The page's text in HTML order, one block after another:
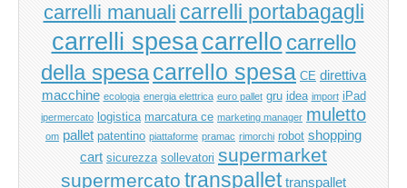
carrelli manuali carrelli portabagagli
carrelli spesacarrello carrello
della spesacarrello spesa CE direttiva
macchine ecologia energia elettrica euro pallet gru idea import iPad
ipermercato logistica marcatura ce marketing manager muletto
om pallet patentino piattaforme pramac rimorchi robot shopping
cart sicurezza sollevatori supermarket
supermercato transpallet transpallet